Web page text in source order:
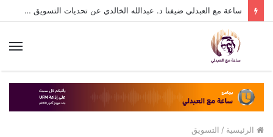
ساعة مع العبدلي ضيفنا د. عبدالله الخالدي عن تحديات التسويق في القطاع الثالث مع د. عبيد العبدلي
الرئيسية / التسويق